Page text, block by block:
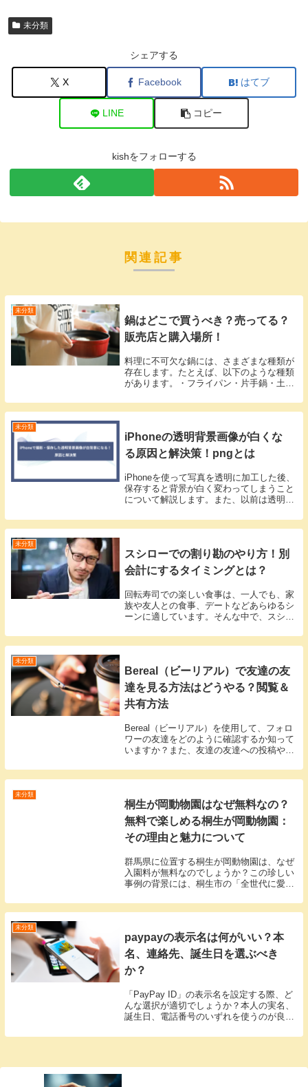
未分類
シェアする
X Facebook はてブ
LINE コピー
kishをフォローする
関連記事
未分類
鍋はどこで買うべき？売ってる？
販売店と購入場所！
料理に不可欠な鍋には、さまざまな種類が
存在します。たとえば、以下のような種類
があります。・フライパン・片手鍋・土
ぷら鍋・圧力鍋どんな料理にも対応できる
未分類
iPhoneの透明背景画像が白くな
る原因と解決策！pngとは
iPhoneを使って写真を透明に加工した後、
保存すると背景が白く変わってしまうこと
について解説します。また、以前は透明加
なった場合の対応策についても紹介しま
未分類
スシローでの割り勘のやり方！別
会計にするタイミングとは？
回転寿司での楽しい食事は、一人でも、家
族や友人との食事、デートなどあらゆるシ
ーンに適しています。そんな中で、スシロ
「別会計は可能か？」ということですね。
未分類
Bereal（ビーリアル）で友達の友
達を見る方法はどうやる？閲覧＆
共有方法
Bereal（ビーリアル）を使用して、フォロ
ワーの友達をどのように確認するか知って
いますか？また、友達の友達への投稿や共
Bereal（ビーリアル）で友達の友達をチェ
未分類
桐生が岡動物園はなぜ無料なの？
無料で楽しめる桐生が岡動物園：
その理由と魅力について
群馬県に位置する桐生が岡動物園は、なぜ
入園料が無料なのでしょうか？この珍しい
事例の背景には、桐生市の「全世代に愛さ
す。桐生が岡動物園は地方自治体によって
未分類
paypayの表示名は何がいい？本
名、連絡先、誕生日を選ぶべき
か？
「PayPay ID」の表示名を設定する際、ど
んな選択が適切でしょうか？本人の実名、
誕生日、電話番号のいずれを使うのが良い
ーザーのアカウントに固有で割り当てられ